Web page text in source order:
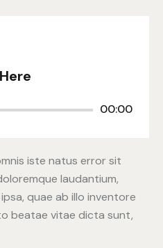
00:00
iste natus error sit
laudantium,
quae ab illo inventore
beatae vitae dicta sunt,